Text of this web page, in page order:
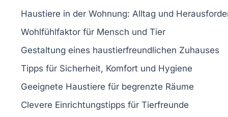
Haustiere in der Wohnung: Alltag und
Wohlfühlfaktor für Mensch und Tier
Gestaltung eines haustierfreundlichen Zuhauses
Tipps für Sicherheit, Komfort und Hygiene
Geeignete Haustiere für begrenzte Räume
Clevere Einrichtungstipps für Tierfreunde